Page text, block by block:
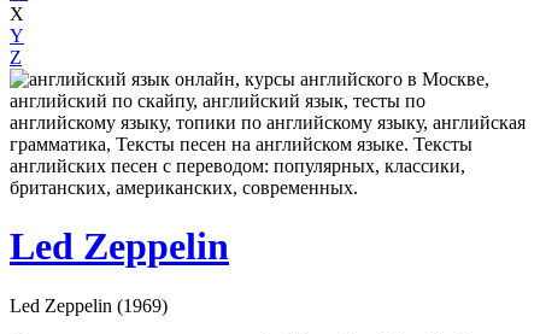
X
Y
Z
Led Zeppelin
Led Zeppelin (1969)